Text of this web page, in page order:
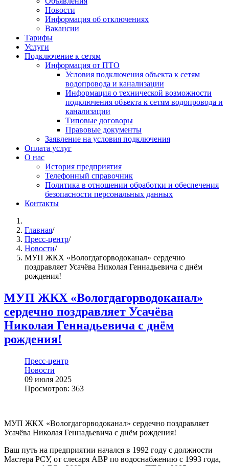
Новости
Информация об отключениях
Вакансии
Тарифы
Услуги
Подключение к сетям
Информация от ПТО
Условия подключения объекта к сетям
водопровода и канализации
Информация о технической возможности
подключения объекта к сетям водопровода и
канализации
Типовые договоры
Правовые документы
Заявление на условия подключения
Оплата услуг
О нас
История предприятия
Телефонный справочник
Политика в отношении обработки и обеспечения
безопасности персональных данных
Контакты
Главная/
Пресс-центр/
Новости/
МУП ЖКХ «Вологдагорводоканал» сердечно
поздравляет Усачёва Николая Геннадьевича с днём
рождения!
МУП ЖКХ «Вологдагорводоканал»
сердечно поздравляет Усачёва
Николая Геннадьевича с днём
рождения!
Пресс-центр
Новости
09 июля 2025
Просмотров: 363
МУП ЖКХ «Вологдагорводоканал» сердечно поздравляет
Усачёва Николая Геннадьевича с днём рождения!
Ваш путь на предприятии начался в 1992 году с должности
Мастера РСУ, от слесаря АВР по водоснабжению с 1993 года,